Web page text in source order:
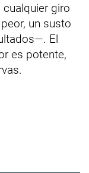
giro
un susto
El
es potente,